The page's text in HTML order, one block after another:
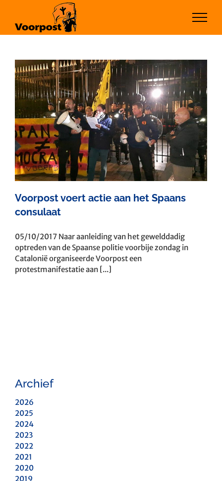
inhoud
Voorpost voert actie aan het Spaans
consulaat
05/10/2017 Naar aanleiding van het gewelddadig
optreden van de Spaanse politie voorbije zondag in
Catalonië organiseerde Voorpost een
protestmanifestatie aan [...]
Archief
2026
2025
2024
2023
2022
2021
2020
2019